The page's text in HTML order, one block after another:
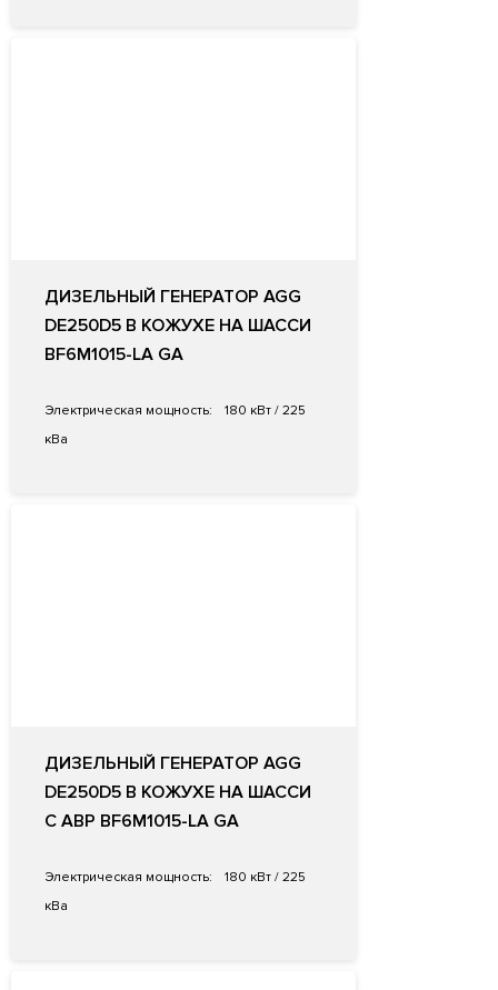
ДИЗЕЛЬНЫЙ ГЕНЕРАТОР AGG
DE250D5 В КОЖУХЕ НА ШАССИ
BF6M1015-LA GA
Электрическая мощность:
180 кВт / 225
кВа
ДИЗЕЛЬНЫЙ ГЕНЕРАТОР AGG
DE250D5 В КОЖУХЕ НА ШАССИ
С АВР BF6M1015-LA GA
Электрическая мощность:
180 кВт / 225
кВа